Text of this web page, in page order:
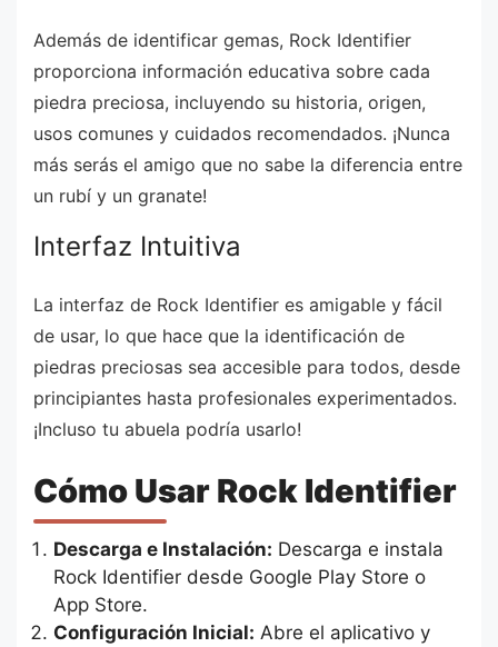
Además de identificar gemas, Rock Identifier
proporciona información educativa sobre cada
piedra preciosa, incluyendo su historia, origen,
usos comunes y cuidados recomendados. ¡Nunca
más serás el amigo que no sabe la diferencia entre
un rubí y un granate!
Interfaz Intuitiva
La interfaz de Rock Identifier es amigable y fácil
de usar, lo que hace que la identificación de
piedras preciosas sea accesible para todos, desde
principiantes hasta profesionales experimentados.
¡Incluso tu abuela podría usarlo!
Cómo Usar Rock Identifier
Descarga e Instalación: Descarga e instala
Rock Identifier desde Google Play Store o
App Store.
Configuración Inicial: Abre el aplicativo y